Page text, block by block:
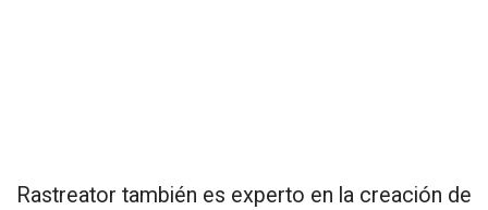
Rastreator también es experto en la creación de